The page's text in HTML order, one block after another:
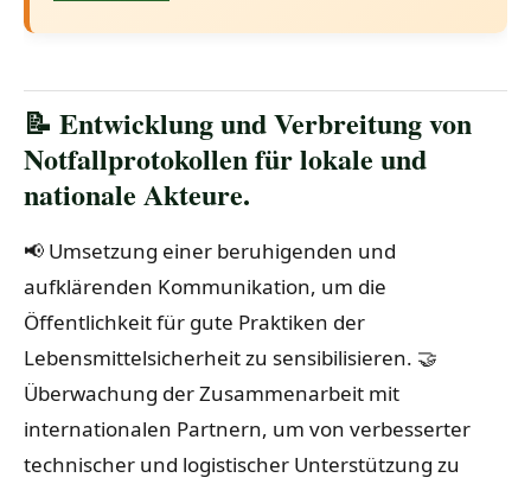
📝 Entwicklung und Verbreitung von
Notfallprotokollen für lokale und
nationale Akteure.
📢 Umsetzung einer beruhigenden und
aufklärenden Kommunikation, um die
Öffentlichkeit für gute Praktiken der
Lebensmittelsicherheit zu sensibilisieren. 🤝
Überwachung der Zusammenarbeit mit
internationalen Partnern, um von verbesserter
technischer und logistischer Unterstützung zu